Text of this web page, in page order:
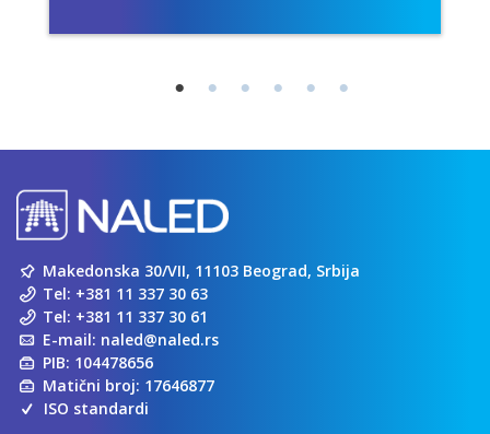
Makedonska 30/VII, 11103 Beograd, Srbija
Tel: +381 11 337 30 63
Tel: +381 11 337 30 61
E-mail: naled@naled.rs
PIB: 104478656
Matični broj: 17646877
ISO standardi